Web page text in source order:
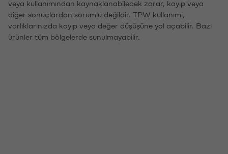
veya kullanımından kaynaklanabilecek zarar, kayıp veya
diğer sonuçlardan sorumlu değildir. TPW kullanımı,
varlıklarınızda kayıp veya değer düşüşüne yol açabilir. Bazı
ürünler tüm bölgelerde sunulmayabilir.